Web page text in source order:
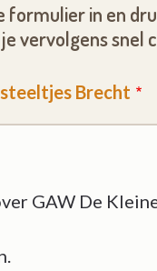
in en
vervolgens snel
Brecht